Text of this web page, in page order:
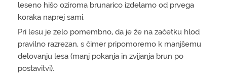
leseno hišo oziroma brunarico izdelamo od prvega
koraka naprej sami.
Pri lesu je zelo pomembno, da je že na začetku hlod
pravilno razrezan, s čimer pripomoremo k manjšemu
delovanju lesa (manj pokanja in zvijanja brun po
postavitvi).